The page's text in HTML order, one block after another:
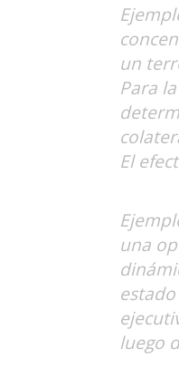
un
Para
El
una
luego